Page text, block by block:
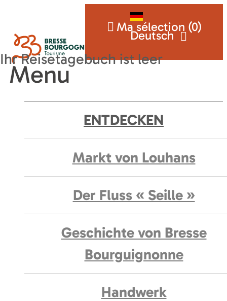
Deutsch
Ma sélection (0)
Menu
ENTDECKEN
Markt von Louhans
Der Fluss « Seille »
Geschichte von Bresse
Bourguignonne
Handwerk